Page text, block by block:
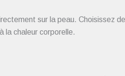
sur la peau. Choisissez
la chaleur corporelle.